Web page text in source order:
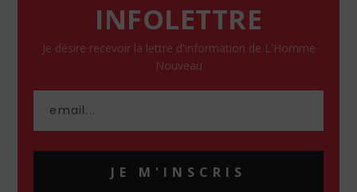
INFOLETTRE
Je désire recevoir la lettre d'information de L'Homme
Nouveau
JE M'INSCRIS